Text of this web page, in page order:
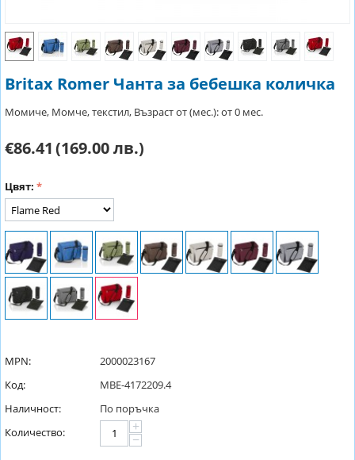
Britax Romer Чанта за бебешка количка
Момиче, Момче, текстил, Възраст от (мес.): от 0 мес.
€86.41(169.00 лв.)
Цвят:
MPN:
2000023167
Код:
MBE-4172209.4
Наличност:
По поръчка
Количество:
+
−